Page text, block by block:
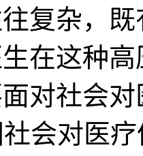
复杂，
在这种
对社会
会对医